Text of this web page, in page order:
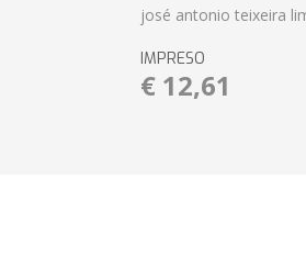
josé antonio teixeira
IMPRESO
€ 12,61